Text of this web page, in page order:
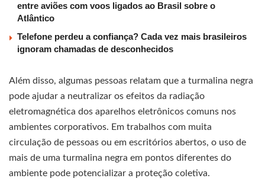
entre aviões com voos ligados ao Brasil sobre o
Atlântico
Telefone perdeu a confiança? Cada vez mais brasileiros
ignoram chamadas de desconhecidos
Além disso, algumas pessoas relatam que a turmalina negra
pode ajudar a neutralizar os efeitos da radiação
eletromagnética dos aparelhos eletrônicos comuns nos
ambientes corporativos. Em trabalhos com muita
circulação de pessoas ou em escritórios abertos, o uso de
mais de uma turmalina negra em pontos diferentes do
ambiente pode potencializar a proteção coletiva.